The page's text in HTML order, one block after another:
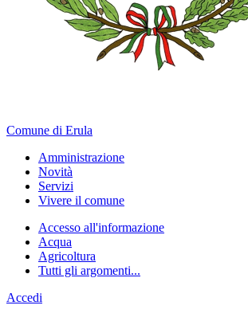
Comune di Erula
Amministrazione
Novità
Servizi
Vivere il comune
Accesso all'informazione
Acqua
Agricoltura
Tutti gli argomenti...
Accedi